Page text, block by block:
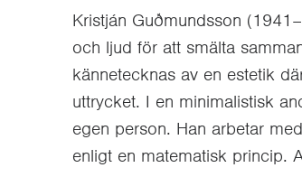
Kristján Guðmundsson
och ljud för att smälta
kännetecknas av en estetik
uttrycket. I en minimalistisk
egen person. Han arbetar
enligt en matematisk princip.